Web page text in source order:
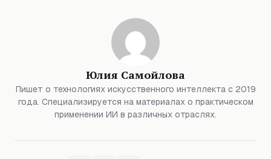
Юлия Самойлова
Пишет о технологиях искусственного интеллекта с 2019
года. Специализируется на материалах о практическом
применении ИИ в различных отраслях.